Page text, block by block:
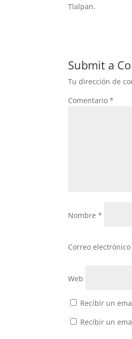
Tlalpan.
Submit a
Tu dirección de
Comentario*
Nombre*
Correo
Web
Recibir un
Recibir un